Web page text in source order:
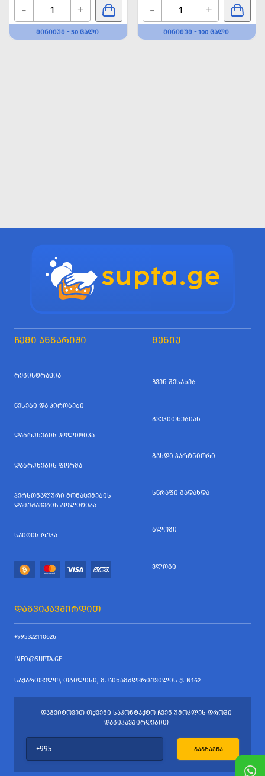
- +
ᲛᲘᲜᲘᲛᲣᲛ - 50 ᲪᲐᲚᲘ
- +
ᲛᲘᲜᲘᲛᲣᲛ - 100 ᲪᲐᲚᲘ
ᲩᲔᲛᲘ ᲐᲜᲒᲐᲠᲘᲨᲘ ᲛᲔᲜᲘᲣ
ᲠᲔᲒᲘᲡᲢᲠᲐᲪᲘᲐ
ᲬᲔᲡᲔᲑᲘ ᲓᲐ ᲞᲘᲠᲝᲑᲔᲑᲘ
ᲓᲐᲑᲠᲣᲜᲔᲑᲘᲡ ᲞᲝᲚᲘᲢᲘᲙᲐ
ᲓᲐᲑᲠᲣᲜᲔᲑᲘᲡ ᲤᲝᲠᲛᲐ
ᲞᲔᲠᲡᲝᲜᲐᲚᲣᲠᲘ ᲛᲝᲜᲐᲪᲔᲛᲔᲑᲘᲡ
ᲓᲐᲛᲣᲨᲐᲕᲔᲑᲘᲡ ᲞᲝᲚᲘᲢᲘᲙᲐ
ᲡᲐᲘᲢᲘᲡ ᲠᲣᲙᲐ
ᲩᲕᲔᲜ ᲨᲔᲡᲐᲮᲔᲑ
ᲒᲕᲔᲙᲘᲗᲮᲔᲑᲘᲐᲜ
ᲒᲐᲮᲓᲘ ᲞᲐᲠᲢᲜᲘᲝᲠᲘ
ᲡᲬᲠᲐᲤᲘ ᲒᲐᲓᲐᲮᲓᲐ
ᲑᲚᲝᲒᲘ
ᲕᲚᲝᲒᲘ
ᲓᲐᲒᲕᲘᲙᲐᲕᲨᲘᲠᲓᲘᲗ
+995322110626
INFO@SUPTA.GE
ᲡᲐᲥᲐᲠᲗᲕᲔᲚᲝ, ᲗᲑᲘᲚᲘᲡᲘ, Მ. ᲬᲘᲜᲐᲛᲫᲦᲕᲠᲘᲨᲕᲘᲚᲘᲡ Ქ. N162
ᲓᲐᲒᲕᲘᲢᲝᲕᲔᲗ ᲗᲥᲕᲔᲜᲘ ᲡᲐᲙᲝᲜᲢᲐᲥᲢᲝ ᲩᲕᲔᲜ ᲣᲛᲝᲙᲚᲔᲡ ᲓᲠᲝᲨᲘ
ᲓᲐᲒᲘᲙᲐᲕᲨᲘᲠᲓᲔᲑᲘᲗ
ᲒᲐᲒᲖᲐᲕᲜᲐ